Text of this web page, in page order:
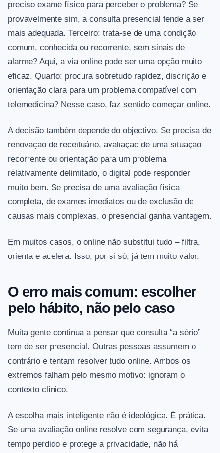
preciso exame físico para perceber o problema? Se
provavelmente sim, a consulta presencial tende a ser
mais adequada. Terceiro: trata-se de uma condição
comum, conhecida ou recorrente, sem sinais de
alarme? Aqui, a via online pode ser uma opção muito
eficaz. Quarto: procura sobretudo rapidez, discrição e
orientação clara para um problema compatível com
telemedicina? Nesse caso, faz sentido começar online.
A decisão também depende do objectivo. Se precisa de
renovação de receituário, avaliação de uma situação
recorrente ou orientação para um problema
relativamente delimitado, o digital pode responder
muito bem. Se precisa de uma avaliação física
completa, de exames imediatos ou de exclusão de
causas mais complexas, o presencial ganha vantagem.
Em muitos casos, o online não substitui tudo – filtra,
orienta e acelera. Isso, por si só, já tem muito valor.
O erro mais comum: escolher
pelo hábito, não pelo caso
Muita gente continua a pensar que consulta “a sério”
tem de ser presencial. Outras pessoas assumem o
contrário e tentam resolver tudo online. Ambos os
extremos falham pelo mesmo motivo: ignoram o
contexto clínico.
A escolha mais inteligente não é ideológica. É prática.
Se uma avaliação online resolve com segurança, evita
tempo perdido e protege a privacidade, não há